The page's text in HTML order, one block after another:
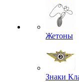
Жетоны
Знаки